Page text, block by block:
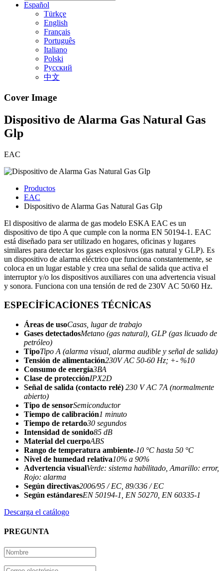
Español
Türkçe
English
Français
Português
Italiano
Polski
Pусский
中文
Cover Image
Dispositivo de Alarma Gas Natural Gas
Glp
EAC
Productos
EAC
Dispositivo de Alarma Gas Natural Gas Glp
El dispositivo de alarma de gas modelo ESKA EAC es un
dispositivo de tipo A que cumple con la norma EN 50194-1. EAC
está diseñado para ser utilizado en hogares, oficinas y lugares
similares para detectar los gases explosivos (gas natural y GLP). Es
un dispositivo de alarma eléctrico que funciona constantemente, se
coloca en un lugar estable y crea una señal de salida que activa el
interruptor y/o los dispositivos auxiliares con una advertencia visual
y sonora. Funciona con una tensión de red de 230V AC 50/60 Hz.
ESPECİFİCACİONES TÉCNİCAS
Áreas de usoCasas, lugar de trabajo
Gases detectadosMetano (gas natural), GLP (gas licuado de
petróleo)
TipoTipo A (alarma visual, alarma audible y señal de salida)
Tensión de alimentación230V AC 50-60 Hz; +- %10
Consumo de energía3ВА
Clase de protecciónIPX2D
Señal de salida (contacto relé) 230 V AC 7A (normalmente
abierto)
Tipo de sensorSemiconductor
Tiempo de calibración1 minuto
Tiempo de retardo30 segundos
Intensidad de sonido85 dB
Material del cuerpoABS
Rango de temperatura ambiente-10 °C hasta 50 °C
Nivel de humedad relativa10% a 90%
Advertencia visualVerde: sistema habilitado, Amarillo: error,
Rojo: alarma
Según directivas2006/95 / ЕС, 89/336 / ЕС
Según estándaresEN 50194‐1, EN 50270, EN 60335‐1
Descarga el catálogo
PREGUNTA